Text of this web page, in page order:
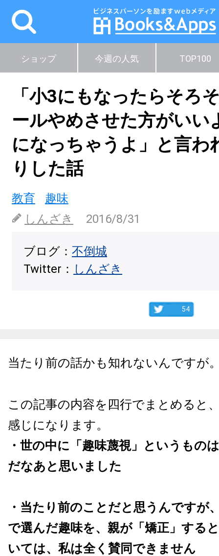
ショップ 今週の人気 TOP100
「小3にもなったらそろ
ールやめさせた方がいい
になっちゃうよ」と言わ
りした話
教育
趣味
しんざき
2016/8/31
ブログ： 不倒城
Twitter： しんざき
54
当たり前の話かも知れないんですが
この記事の内容を四行でまとめると
感じになります。
・世の中に「趣味蔑視」というもの
だなあと思いました
・当たり前のことだと思うんですが
で選んだ趣味を、親が「矯正」する
いては、私は全く賛同できません